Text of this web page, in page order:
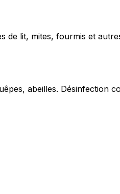
de lit, mites, fourmis et
abeilles.